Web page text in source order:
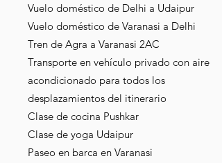
Vuelo doméstico de Delhi a Udaipur
Vuelo doméstico de Varanasi a Delhi
Tren de Agra a Varanasi 2AC
Transporte en vehículo privado con aire
acondicionado para todos los
desplazamientos del itinerario
Clase de cocina Pushkar
Clase de yoga Udaipur
Paseo en barca en Varanasi